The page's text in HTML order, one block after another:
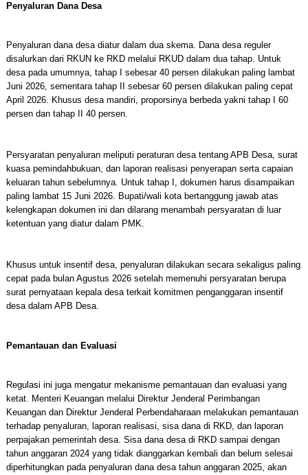
Penyaluran Dana Desa
Penyaluran dana desa diatur dalam dua skema. Dana desa reguler
disalurkan dari RKUN ke RKD melalui RKUD dalam dua tahap. Untuk
desa pada umumnya, tahap I sebesar 40 persen dilakukan paling lambat
Juni 2026, sementara tahap II sebesar 60 persen dilakukan paling cepat
April 2026. Khusus desa mandiri, proporsinya berbeda yakni tahap I 60
persen dan tahap II 40 persen.
Persyaratan penyaluran meliputi peraturan desa tentang APB Desa, surat
kuasa pemindahbukuan, dan laporan realisasi penyerapan serta capaian
keluaran tahun sebelumnya. Untuk tahap I, dokumen harus disampaikan
paling lambat 15 Juni 2026. Bupati/wali kota bertanggung jawab atas
kelengkapan dokumen ini dan dilarang menambah persyaratan di luar
ketentuan yang diatur dalam PMK.
Khusus untuk insentif desa, penyaluran dilakukan secara sekaligus paling
cepat pada bulan Agustus 2026 setelah memenuhi persyaratan berupa
surat pernyataan kepala desa terkait komitmen penganggaran insentif
desa dalam APB Desa.
Pemantauan dan Evaluasi
Regulasi ini juga mengatur mekanisme pemantauan dan evaluasi yang
ketat. Menteri Keuangan melalui Direktur Jenderal Perimbangan
Keuangan dan Direktur Jenderal Perbendaharaan melakukan pemantauan
terhadap penyaluran, laporan realisasi, sisa dana di RKD, dan laporan
perpajakan pemerintah desa. Sisa dana desa di RKD sampai dengan
tahun anggaran 2024 yang tidak dianggarkan kembali dan belum selesai
diperhitungkan pada penyaluran dana desa tahun anggaran 2025, akan